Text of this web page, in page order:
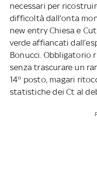
necessari per
difficoltà dall’onta
new entry Chiesa e
verde affiancati
Bonucci. Obbligatorio
senza trascurare un
14° posto, magari
statistiche dei Ct al